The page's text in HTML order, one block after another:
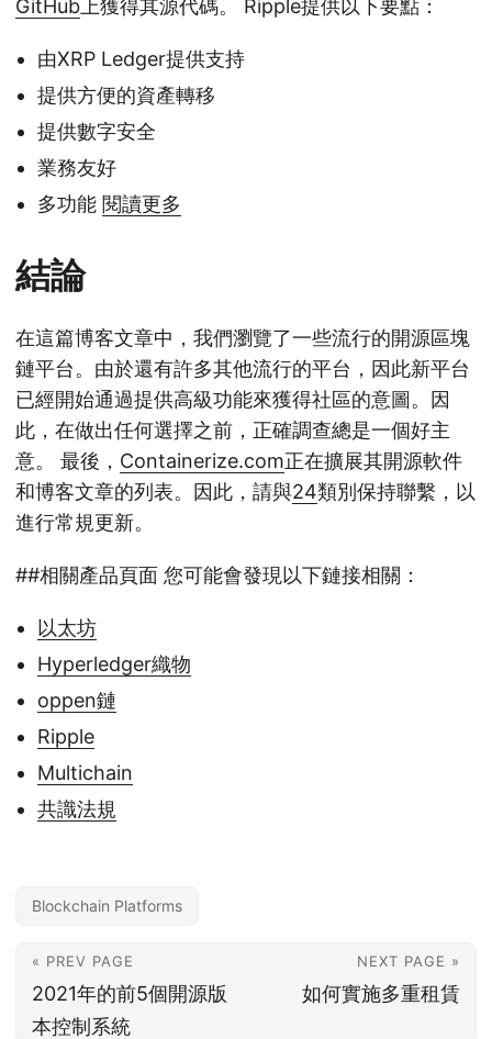
GitHub 上獲得其源代碼。 Ripple提供以下要點：
由XRP Ledger提供支持
提供方便的資產轉移
提供數字安全
業務友好
多功能 閱讀更多
結論
在這篇博客文章中，我們瀏覽了一些流行的開源區塊
鏈平台。由於還有許多其他流行的平台，因此新平台
已經開始通過提供高級功能來獲得社區的意圖。因
此，在做出任何選擇之前，正確調查總是一個好主
意。 最後， Containerize.com正在擴展其開源軟件
和博客文章的列表。因此，請與24類別保持聯繫，以
進行常規更新。
##相關產品頁面 您可能會發現以下鏈接相關：
以太坊
Hyperledger織物
oppen鏈
Ripple
Multichain
共識法規
Blockchain Platforms
« PREV PAGE
2021年的前5個開源版
本控制系統
NEXT PAGE »
如何實施多重租賃